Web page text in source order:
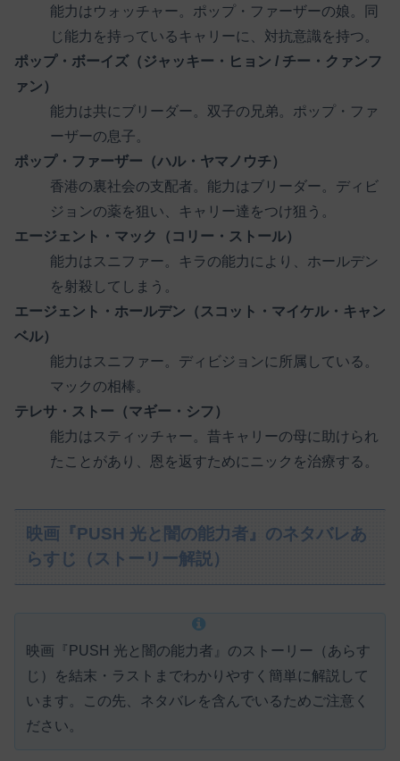
能力はウォッチャー。ポップ・ファーザーの娘。同
じ能力を持っているキャリーに、対抗意識を持つ。
ポップ・ボーイズ（ジャッキー・ヒョン / チー・クァンフ
ァン）
能力は共にブリーダー。双子の兄弟。ポップ・ファ
ーザーの息子。
ポップ・ファーザー（ハル・ヤマノウチ）
香港の裏社会の支配者。能力はブリーダー。ディビ
ジョンの薬を狙い、キャリー達をつけ狙う。
エージェント・マック（コリー・ストール）
能力はスニファー。キラの能力により、ホールデン
を射殺してしまう。
エージェント・ホールデン（スコット・マイケル・キャン
ベル）
能力はスニファー。ディビジョンに所属している。
マックの相棒。
テレサ・ストー（マギー・シフ）
能力はスティッチャー。昔キャリーの母に助けられ
たことがあり、恩を返すためにニックを治療する。
映画『PUSH 光と闇の能力者』のネタバレあ
らすじ（ストーリー解説）
映画『PUSH 光と闇の能力者』のストーリー（あらす
じ）を結末・ラストまでわかりやすく簡単に解説して
います。この先、ネタバレを含んでいるためご注意く
ださい。